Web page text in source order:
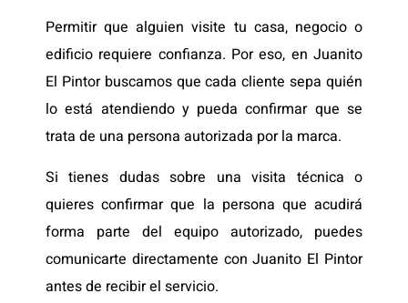
Permitir que alguien visite tu casa, negocio o
edificio requiere confianza. Por eso, en Juanito
El Pintor buscamos que cada cliente sepa quién
lo está atendiendo y pueda confirmar que se
trata de una persona autorizada por la marca.
Si tienes dudas sobre una visita técnica o
quieres confirmar que la persona que acudirá
forma parte del equipo autorizado, puedes
comunicarte directamente con Juanito El Pintor
antes de recibir el servicio.